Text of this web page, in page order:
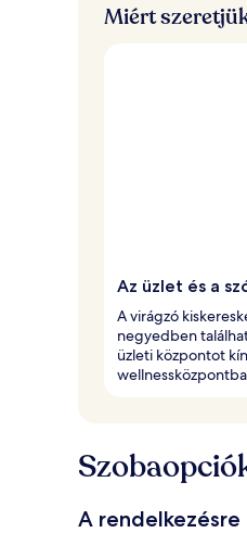
Miért
Az üzlet és a
A virágzó
negyedben
üzleti központot
A